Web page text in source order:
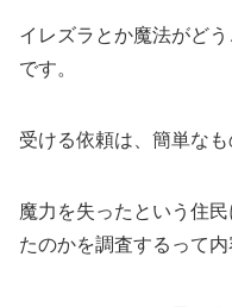
イレズラとか魔法がど
です。
受ける依頼は、簡単なも
魔力を失ったという住
たのかを調査するって内